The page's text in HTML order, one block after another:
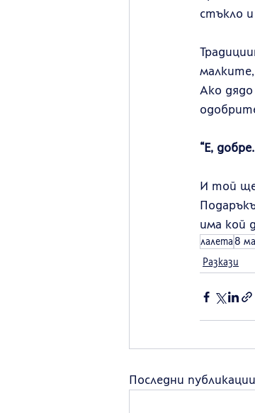
стъкло
Ако
“Е,
И той
има кой
лалета8
Разкази
Последни публикации